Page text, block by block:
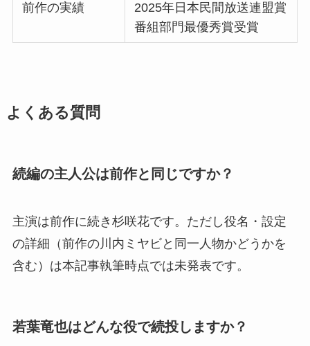
前作の実績
2025年日本民間放送連盟賞
番組部門最優秀賞受賞
よくある質問
続編の主人公は前作と同じですか？
主演は前作に続き杉咲花です。ただし役名・設定
の詳細（前作の川内ミヤビと同一人物かどうかを
含む）は本記事執筆時点では未発表です。
若葉竜也はどんな役で続投しますか？